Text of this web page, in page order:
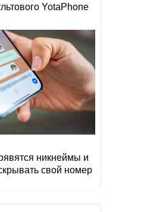
YotaPhone
никнеймы и
свой номер